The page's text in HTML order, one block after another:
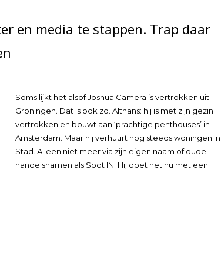
en media te stappen. Trap daar
Soms lijkt het alsof Joshua Camera is vertrokken uit
Groningen. Dat is ook zo. Althans: hij is met zijn gezin
vertrokken en bouwt aan ‘prachtige penthouses’ in
Amsterdam. Maar hij verhuurt nog steeds woningen in
Stad. Alleen niet meer via zijn eigen naam of oude
handelsnamen als Spot IN. Hij doet het nu met een